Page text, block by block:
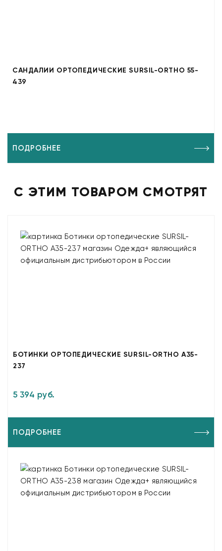
САНДАЛИИ ОРТОПЕДИЧЕСКИЕ SURSIL-ORTHO 55-
439
ПОДРОБНЕЕ
С ЭТИМ ТОВАРОМ СМОТРЯТ
БОТИНКИ ОРТОПЕДИЧЕСКИЕ SURSIL-ORTHO A35-
237
5 394 руб.
ПОДРОБНЕЕ